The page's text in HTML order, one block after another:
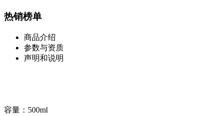
热销榜单
商品介绍
参数与资质
声明和说明
容量：500ml